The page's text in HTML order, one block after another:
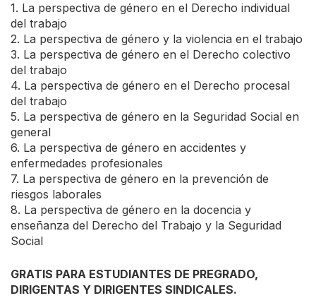
1. La perspectiva de género en el Derecho individual
del trabajo
2. La perspectiva de género y la violencia en el trabajo
3. La perspectiva de género en el Derecho colectivo
del trabajo
4. La perspectiva de género en el Derecho procesal
del trabajo
5. La perspectiva de género en la Seguridad Social en
general
6. La perspectiva de género en accidentes y
enfermedades profesionales
7. La perspectiva de género en la prevención de
riesgos laborales
8. La perspectiva de género en la docencia y
enseñanza del Derecho del Trabajo y la Seguridad
Social
GRATIS PARA ESTUDIANTES DE PREGRADO,
DIRIGENTAS Y DIRIGENTES SINDICALES.